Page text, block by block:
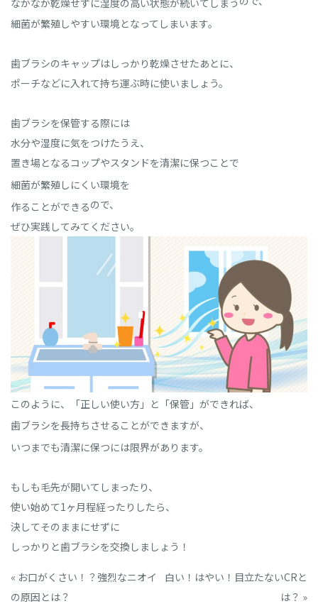
なかなか乾燥せずに湿度の高い状態が続いてしまう
細菌が繁殖しやすい環境となってしまいます。
歯ブラシのキャップはしっかり乾燥させたあとに、
ポーチなどに入れて持ち運ぶ時に使いましょう。
歯ブラシを保管する際には
水分や湿度に気をつけたうえ、
置き場となるコップやスタンドを清潔に保つことで
細菌が繁殖しにくい環境を
作ることができるので、
ぜひ実践してみてください。
このように、 「正しい使い方」 と 「保管」 ができれば、
歯ブラシを長持ちさせることができますが、
いつまでも清潔に保つには限界があります。
もしも毛先が開いてしまったり、
使い始めて1ヶ月程経ったりしたら、
決してそのままにせずに
しっかりと歯ブラシを交換しましょう！
白い！はやい！目立たないCRと
は？ »
« お口がくさい！？強烈なニオイ
の原因とは？